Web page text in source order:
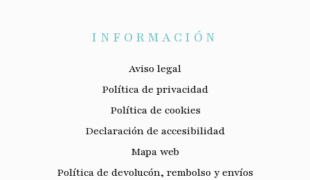
INFORMACIÓN
Aviso legal
Política de privacidad
Política de cookies
Declaración de accesibilidad
Mapa web
Política de devolucón, rembolso y envíos